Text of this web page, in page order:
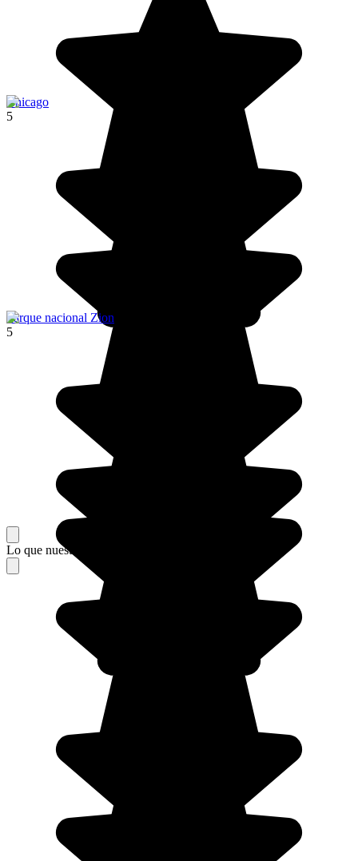
Chicago
5
Parque nacional Zion
5
Lo que nuestros viajeros piensan de su estancia